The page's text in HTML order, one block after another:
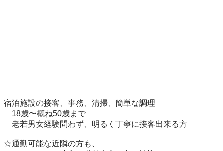
宿泊施設の接客、事務、清掃、簡単な調理
18歳〜概ね50歳まで
老若男女経験問わず、明るく丁寧に接客出来る方
☆通勤可能な近隣の方も、